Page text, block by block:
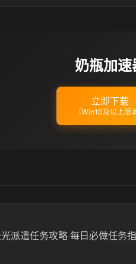
奶瓶加
立即下载
（Win10及以上版本
派遣任务攻略 每日必做任务指